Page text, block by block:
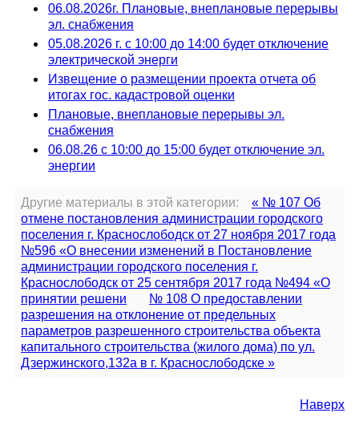
06.08.2026г. Плановые, внеплановые перерывы
эл. снабжения
05.08.2026 г. с 10:00 до 14:00 будет отключение
электрической энерги
Извещение о размещении проекта отчета об
итогах гос. кадастровой оценки
Плановые, внеплановые перерывы эл.
снабжения
06.08.26 с 10:00 до 15:00 будет отключение эл.
энергии
Другие материалы в этой категории:
« № 107 Об
отмене постановления администрации городского
поселения г. Краснослободск от 27 ноября 2017 года
№596 «О внесении изменений в Постановление
администрации городского поселения г.
Краснослободск от 25 сентября 2017 года №494 «О
принятии решени
№ 108 О предоставлении
разрешения на отклонение от предельных
параметров разрешенного строительства объекта
капитального строительства (жилого дома) по ул.
Дзержинского,132а в г. Краснослободске »
Наверх